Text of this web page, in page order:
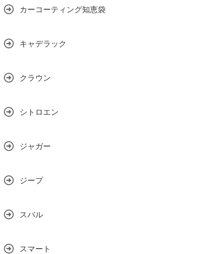
カーコーティング知恵袋
キャデラック
クラウン
シトロエン
ジャガー
ジープ
スバル
スマート